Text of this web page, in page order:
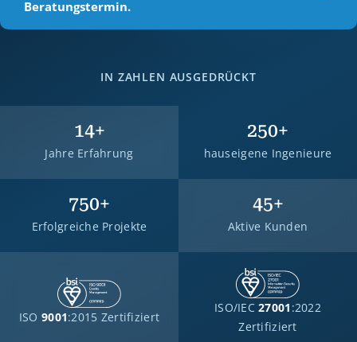
Beratungstermin.
IN ZAHLEN AUSGEDRÜCKT
14+
Jahre Erfahrung
250+
hauseigene Ingenieure
750+
Erfolgreiche Projekte
45+
Aktive Kunden
ISO 9001:2015 Zertifiziert
ISO/IEC27001 :2022
Zertifiziert